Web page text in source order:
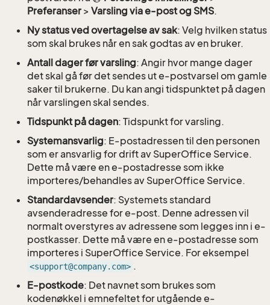
Preferanser > Varsling via e-post og SMS.
Ny status ved overtagelse av sak: Velg hvilken status
som skal brukes når en sak godtas av en bruker.
Antall dager før varsling: Angir hvor mange dager
det skal gå før det sendes ut e-postvarsel om gamle
saker til brukerne. Du kan angi tidspunktet på dagen
når varslingen skal sendes.
Tidspunkt på dagen: Tidspunkt for varsling.
Systemansvarlig: E-postadressen til den personen
som er ansvarlig for drift av SuperOffice Service.
Dette må være en e-postadresse som ikke
importeres/behandles av SuperOffice Service.
Standardavsender: Systemets standard
avsenderadresse for e-post. Denne adressen vil
normalt overstyres av adressene som legges inn i e-
postkasser. Dette må være en e-postadresse som
importeres i SuperOffice Service. For eksempel
<support@company.com> .
E-postkode: Det navnet som brukes som
kodenøkkel i emnefeltet for utgående e-